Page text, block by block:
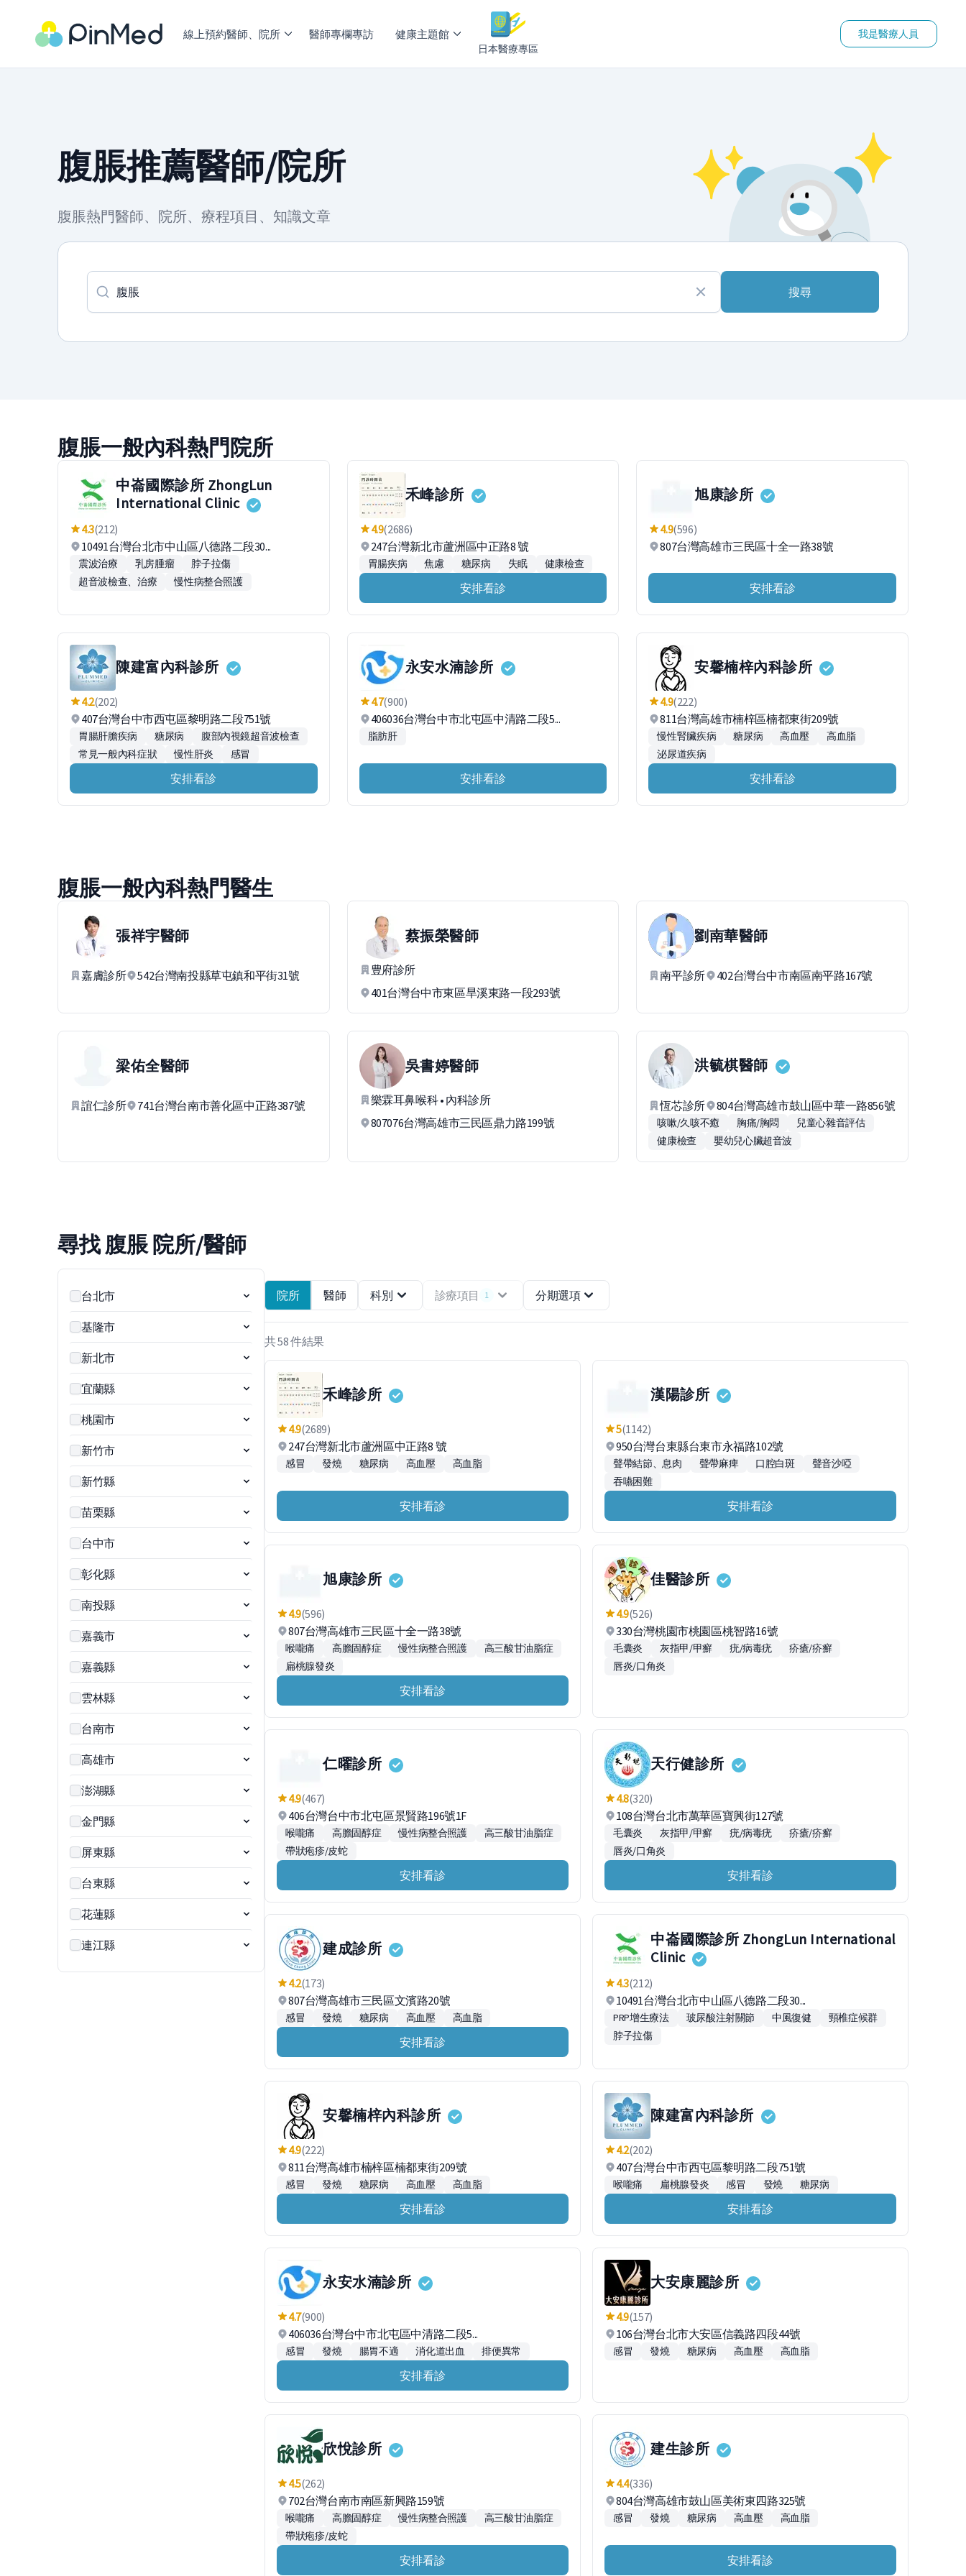
線上預約醫師、院所 醫師專欄專訪 健康主題館
日本醫療專區
我是醫療人員
腹脹推薦醫師/院所
腹脹熱門醫師、院所、療程項目、知識文章
搜尋
腹脹一般內科熱門院所
中崙國際診所 ZhongLun
International Clinic
4.3(212)
10491台灣台北市中山區八德路二段30...
震波治療 乳房腫瘤
脖子拉傷
超音波檢查、治療
慢性病整合照護
禾峰診所
4.9(2686)
247台灣新北市蘆洲區中正路8 號
胃腸疾病 焦慮 糖尿病 失眠 健康檢查
安排看診
旭康診所
4.9(596)
807台灣高雄市三民區十全一路38號
安排看診
陳建富內科診所
4.2(202)
407台灣台中市西屯區黎明路二段751號
胃腸肝膽疾病 糖尿病
腹部內視鏡超音波檢查
常見一般內科症狀
慢性肝炎 感冒
安排看診
永安水湳診所
4.7(900)
406036台灣台中市北屯區中清路二段5...
脂肪肝
安排看診
安馨楠梓內科診所
4.9(222)
811台灣高雄市楠梓區楠都東街209號
慢性腎臟疾病 糖尿病 高血壓
高血脂
泌尿道疾病
安排看診
腹脹一般內科熱門醫生
張祥宇醫師
嘉膚診所 542台灣南投縣草屯鎮和平街31號
蔡振榮醫師
豊府診所
401台灣台中市東區旱溪東路一段293號
劉南華醫師
南平診所 402台灣台中市南區南平路167號
梁佑全醫師
誼仁診所 741台灣台南市善化區中正路387號
吳書婷醫師
樂霖耳鼻喉科 • 內科診所
807076台灣高雄市三民區鼎力路199號
洪毓棋醫師
恆芯診所 804台灣高雄市鼓山區中華一路856號
咳嗽/久咳不癒 胸痛/胸悶
兒童心雜音評估
健康檢查
嬰幼兒心臟超音波
尋找 腹脹 院所/醫師
台北市
基隆市
新北市
宜蘭縣
桃園市
新竹市
新竹縣
苗栗縣
台中市
彰化縣
南投縣
嘉義市
嘉義縣
雲林縣
台南市
高雄市
澎湖縣
金門縣
屏東縣
台東縣
花蓮縣
連江縣
院所 醫師 科別 診療項目 1 分期選項
共 58 件結果
禾峰診所
4.9(2689)
247台灣新北市蘆洲區中正路8 號
感冒 發燒 糖尿病 高血壓 高血脂
安排看診
漢陽診所
5(1142)
950台灣台東縣台東市永福路102號
聲帶結節、息肉 聲帶麻痺 口腔白斑
聲音沙啞
吞嚥困難
安排看診
旭康診所
4.9(596)
807台灣高雄市三民區十全一路38號
喉嚨痛 高膽固醇症 慢性病整合照護
高三酸甘油脂症
扁桃腺發炎
安排看診
佳醫診所
4.9(526)
330台灣桃園市桃園區桃智路16號
毛囊炎 灰指甲/甲癬 疣/病毒疣
疥瘡/疥癬
唇炎/口角炎
仁曜診所
4.9(467)
406台灣台中市北屯區景賢路196號1F
喉嚨痛 高膽固醇症 慢性病整合照護
高三酸甘油脂症
帶狀疱疹/皮蛇
安排看診
天行健診所
4.8(320)
108台灣台北市萬華區寶興街127號
毛囊炎 灰指甲/甲癬 疣/病毒疣
疥瘡/疥癬
唇炎/口角炎
安排看診
建成診所
4.2(173)
807台灣高雄市三民區文濱路20號
感冒 發燒 糖尿病 高血壓 高血脂
安排看診
中崙國際診所 ZhongLun International
Clinic
4.3(212)
10491台灣台北市中山區八德路二段30...
PRP增生療法 玻尿酸注射關節 中風復健
頸椎症候群
脖子拉傷
安馨楠梓內科診所
4.9(222)
811台灣高雄市楠梓區楠都東街209號
感冒 發燒 糖尿病 高血壓 高血脂
安排看診
陳建富內科診所
4.2(202)
407台灣台中市西屯區黎明路二段751號
喉嚨痛 扁桃腺發炎 感冒 發燒 糖尿病
安排看診
永安水湳診所
4.7(900)
406036台灣台中市北屯區中清路二段5...
感冒 發燒 腸胃不適 消化道出血 排便異常
安排看診
大安康麗診所
4.9(157)
106台灣台北市大安區信義路四段44號
感冒 發燒 糖尿病 高血壓 高血脂
欣悅診所
4.5(262)
702台灣台南市南區新興路159號
喉嚨痛 高膽固醇症 慢性病整合照護
高三酸甘油脂症
帶狀疱疹/皮蛇
安排看診
建生診所
4.4(336)
804台灣高雄市鼓山區美術東四路325號
感冒 發燒 糖尿病 高血壓 高血脂
安排看診